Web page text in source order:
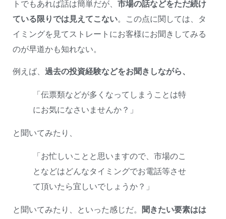
トでもあれば話は簡単だが、 市場の話などをただ続け
ている限りでは見えてこない。この点に関しては、タ
イミングを見てストレートにお客様にお聞きしてみる
のが早道かも知れない。
例えば、 過去の投資経験などをお聞きしながら、
「伝票類などが多くなってしまうことは特
にお気になさいませんか？」
と聞いてみたり、
「お忙しいことと思いますので、市場のこ
となどはどんなタイミングでお電話等させ
て頂いたら宜しいでしょうか？」
と聞いてみたり、といった感じだ。 聞きたい要素はは